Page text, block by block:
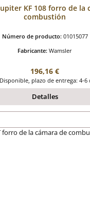
KF 108 forro de la
combustión
Número de producto: 01015077
Fabricante: Wamsler
Precio normal:
196,16 €
Disponible, plazo de entrega: 4-6
Detalles